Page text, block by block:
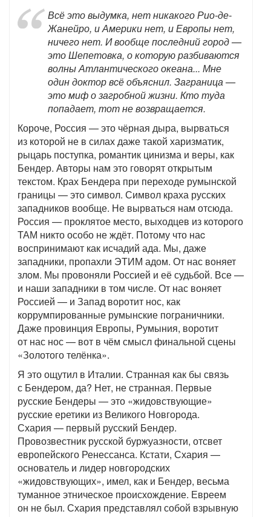
Всё это выдумка, нет никакого Рио-де-
Жанейро, и Америки нет, и Европы нет,
ничего нет. И вообще последний город —
это Шепетовка, о которую разбиваются
волны Атлантического океана... Мне
один доктор всё объяснил. Заграница —
это миф о загробной жизни. Кто туда
попадает, тот не возвращается.
Короче, Россия — это чёрная дыра, вырваться
из которой не в силах даже такой харизматик,
рыцарь поступка, романтик цинизма и веры, как
Бендер. Авторы нам это говорят открытым
текстом. Крах Бендера при переходе румынской
границы — это символ. Символ краха русских
западников вообще. Не вырваться нам отсюда.
Россия — проклятое место, выходцев из которого
ТАМ никто особо не ждёт. Потому что наc
воспринимают как исчадий ада. Мы, даже
западники, пропахли ЭТИМ адом. От нас воняет
злом. Мы провоняли Россией и её судьбой. Все —
и наши западники в том числе. От нас воняет
Россией — и Запад воротит нос, как
коррумпированные румынские пограничники.
Даже провинция Европы, Румыния, воротит
от нас нос — вот в чём смысл финальной сцены
«Золотого телёнка».
Я это ощутил в Италии. Странная как бы связь
с Бендером, да? Нет, не странная. Первые
русские Бендеры — это «жидовствующие»
русские еретики из Великого Новгорода.
Схария — первый русский Бендер.
Провозвестник русской буржуазности, отсвет
европейского Ренессанса. Кстати, Схария —
основатель и лидер новгородских
«жидовствующих», имел, как и Бендер, весьма
туманное этническое происхождение. Евреем
он не был. Схария представлял собой взрывную